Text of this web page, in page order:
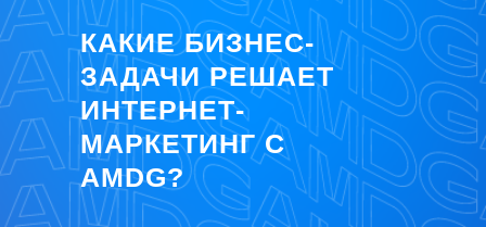
КАКИЕ БИЗНЕС-
ЗАДАЧИ РЕШАЕТ
ИНТЕРНЕТ-
МАРКЕТИНГ С
AMDG?